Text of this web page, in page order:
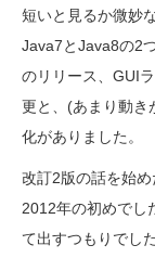
短いと見るか微妙
Java7とJava8の2
のリリース、GUI
更と、(あまり動き
化がありました。
改訂2版の話を始め
2012年の初めでし
て出すつもりでし